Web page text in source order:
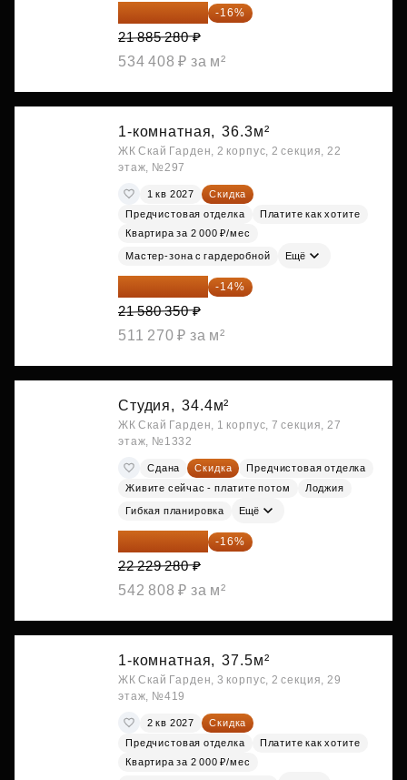
18 383 635 ₽ -16%
21 885 280 ₽
534 408 ₽ за м²
1-комнатная, 36.3м²
ЖК Скай Гарден, 2 корпус, 2 секция, 22
этаж, №297
1 кв 2027
Скидка
Предчистовая отделка
Платите как хотите
Квартира за 2 000 ₽/мес
Мастер-зона с гардеробной Ещё
18 559 101 ₽ -14%
21 580 350 ₽
511 270 ₽ за м²
Студия, 34.4м²
ЖК Скай Гарден, 1 корпус, 7 секция, 27
этаж, №1332
Сдана Скидка
Предчистовая отделка
Живите сейчас - платите потом
Лоджия
Гибкая планировка Ещё
18 672 595 ₽ -16%
22 229 280 ₽
542 808 ₽ за м²
1-комнатная, 37.5м²
ЖК Скай Гарден, 3 корпус, 2 секция, 29
этаж, №419
2 кв 2027
Скидка
Предчистовая отделка
Платите как хотите
Квартира за 2 000 ₽/мес